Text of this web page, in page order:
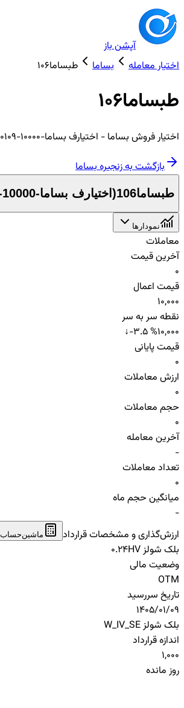
آپشن باز
اختیار معامله
بساما طبساما106
طبساما106
اختیارفروش بساما - اختیارف بساما-10000-14050109
بازگشت به زنجیرهبساما
طبساما106 ( اختیارف بساما-10000-14050109
نمودارها
معاملات
آخرین قیمت
0
قیمت اعمال
10,000
نقطه سر به سر
10,000
↓-3.5 %
قیمت پایانی
0
ارزش معاملات
0
حجم معاملات
0
آخرین معامله
-
تعداد معاملات
0
میانگین حجم ماه
-
ارزش‌گذاری و مشخصات قرارداد
ماشین‌حساب
بلک شولز HV
0.24
وضعیت مالی
OTM
تاریخ سررسید
1405/01/09
بلک شولز W_IV_SE
اندازه قرارداد
1,000
روز مانده